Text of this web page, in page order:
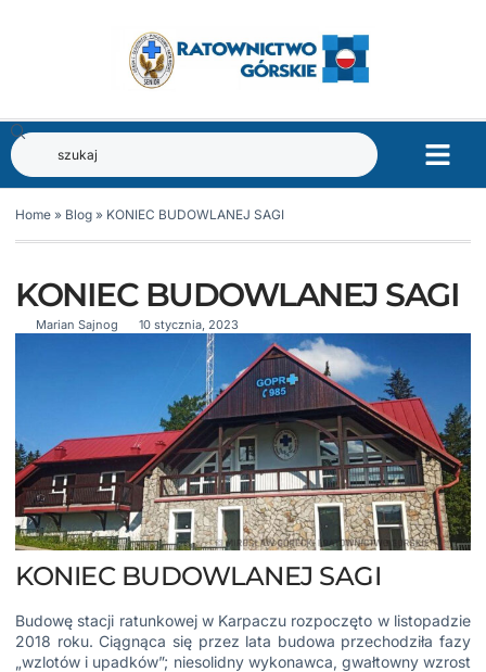
Home » Blog » KONIEC BUDOWLANEJ SAGI
KONIEC BUDOWLANEJ SAGI
Marian Sajnog 10 stycznia, 2023
KONIEC BUDOWLANEJ SAGI
Budowę stacji ratunkowej w Karpaczu rozpoczęto w listopadzie
2018 roku. Ciągnąca się przez lata budowa przechodziła fazy
„wzlotów i upadków”; niesolidny wykonawca, gwałtowny wzrost